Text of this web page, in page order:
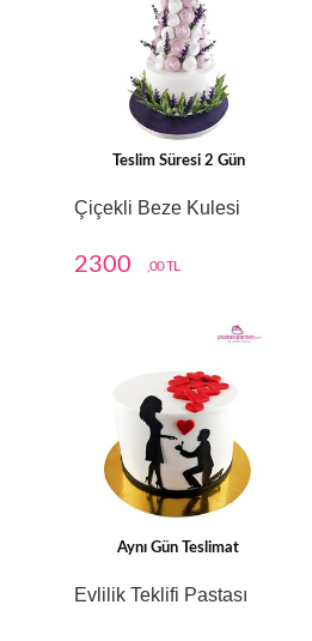
Teslim Süresi 2 Gün
Çiçekli Beze Kulesi
2300 ,00 TL
Aynı Gün Teslimat
Evlilik Teklifi Pastası